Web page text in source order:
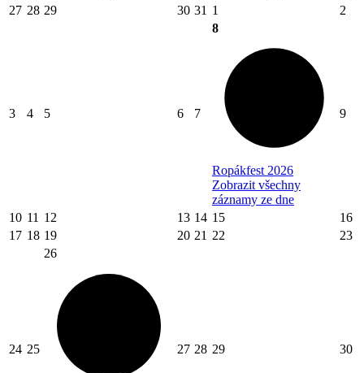
27 28 29 30 31 1 2
3 4 5 6 7
8
Ropákfest 2026
Zobrazit všechny
záznamy ze dne
9
10 11 12 13 14 15
16
17 18 19 20 21 22 23
24 25
26
27 28 29 30